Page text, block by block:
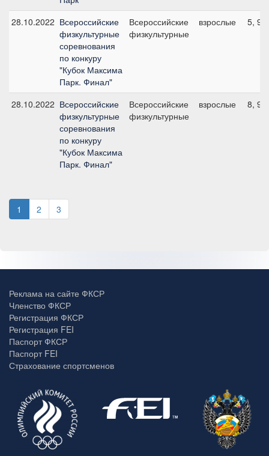
28.10.2022 Всероссийские
физкультурные
соревнования
по конкуру
"Кубок Максима
Парк. Финал"
Всероссийские
физкультурные
взрослые 5,
28.10.2022 Всероссийские
физкультурные
соревнования
по конкуру
"Кубок Максима
Парк. Финал"
Всероссийские
физкультурные
взрослые 8,
1 2 3
Реклама на сайте ФКСР
Членство ФКСР
Регистрация ФКСР
Регистрация FEI
Паспорт ФКСР
Паспорт FEI
Страхование спортсменов